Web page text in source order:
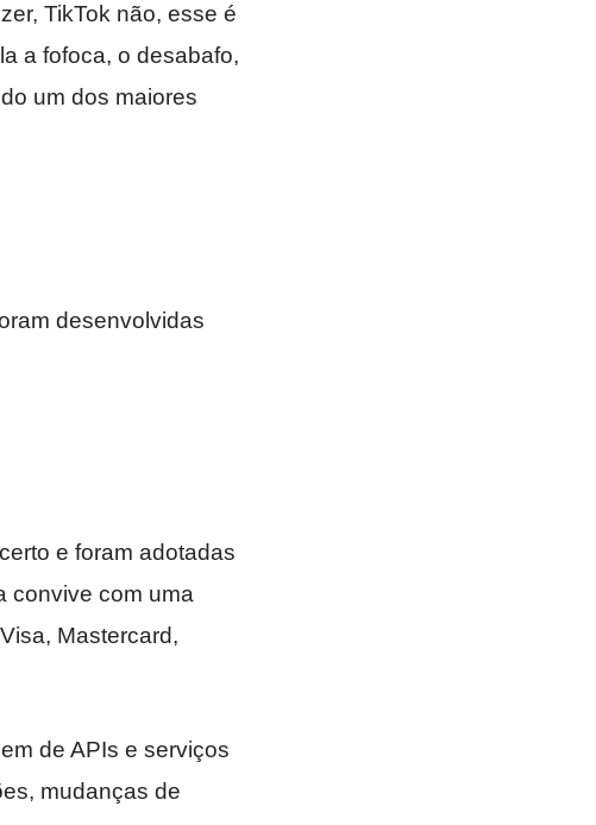
TikTok não, esse é
a fofoca, o desabafo,
um dos maiores
desenvolvidas
e foram adotadas
convive com uma
Mastercard,
de APIs e serviços
mudanças de